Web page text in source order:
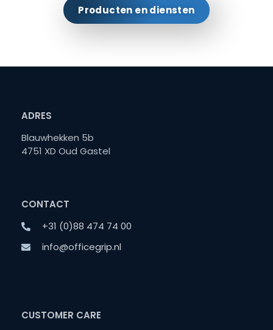
Producten en diensten
ADRES
Blauwhekken 5b
4751 XD Oud Gastel
CONTACT
+31 (0)88 474 74 00
info@officegrip.nl
CUSTOMER CARE